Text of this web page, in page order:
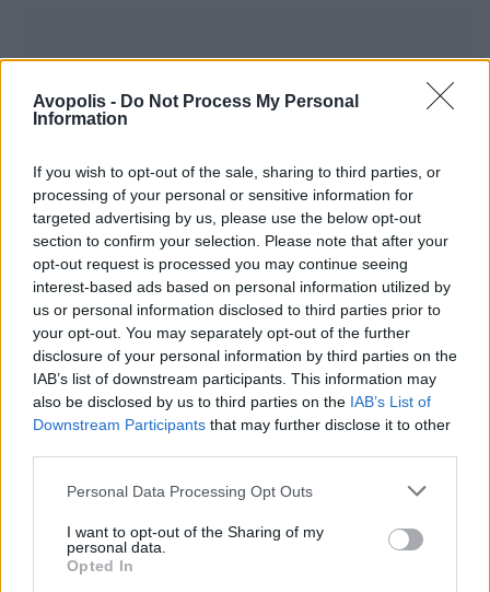
Avopolis - Do Not Process My Personal
Information
If you wish to opt-out of the sale, sharing to third parties, or
processing of your personal or sensitive information for
targeted advertising by us, please use the below opt-out
section to confirm your selection. Please note that after your
opt-out request is processed you may continue seeing
interest-based ads based on personal information utilized by
us or personal information disclosed to third parties prior to
your opt-out. You may separately opt-out of the further
disclosure of your personal information by third parties on the
IAB’s list of downstream participants. This information may
also be disclosed by us to third parties on the IAB’s List of
Downstream Participants that may further disclose it to other
Personal Data Processing Opt Outs
I want to opt-out of the Sharing of my
personal data.
Opted In
Google News
MOOD OF THE DAY
Ποτέ δεν είναι αργά,
κυριολεκτικά. Ο Άντονι Χόπκινς
στα 88 αρνείται να το βάλει κάτω
και κυκλοφορεί το 1ο του